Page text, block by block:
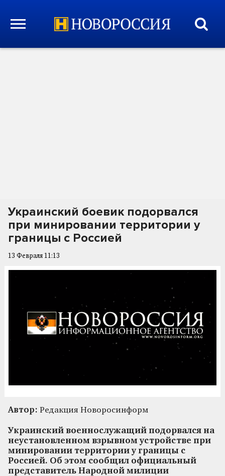
Украинский боевик подорвался
при минировании территории у
границы с Россией
13 Февраля 11:13
Автор: Редакция Новоросинформ
Украинский военнослужащий подорвался на
неустановленном взрывном устройстве при
минировании территории у границы с
Россией. Об этом сообщил официальный
представитель Народной милиции